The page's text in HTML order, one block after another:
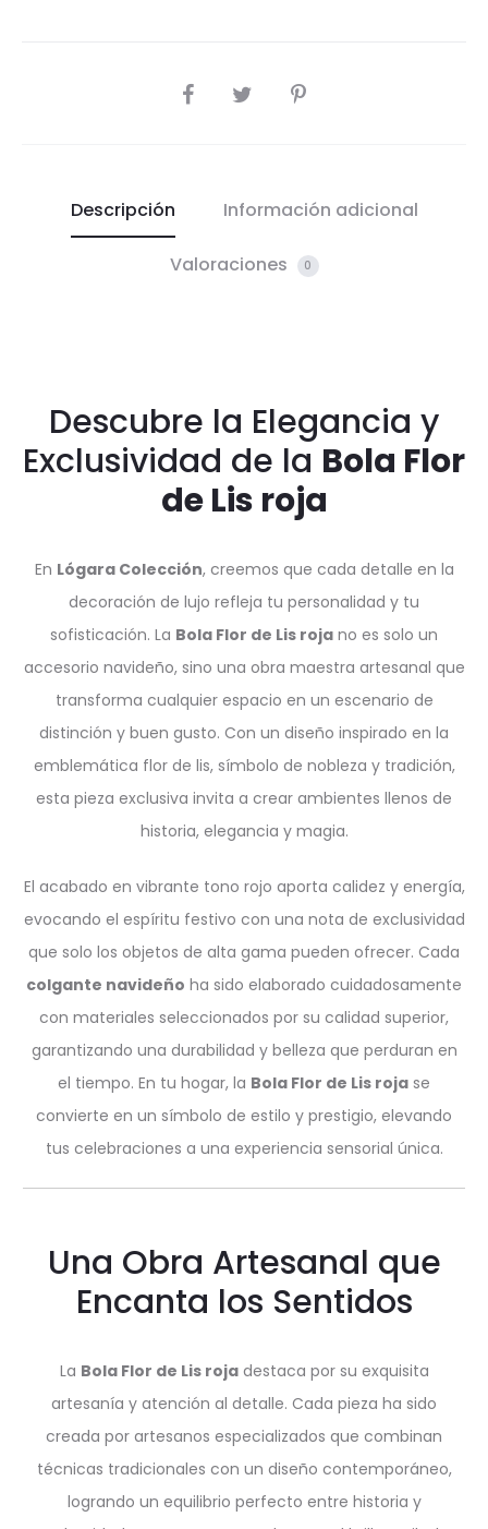
COMPARTIR
Descripción Información adicional
Valoraciones 0
Descubre la Elegancia y
Exclusividad de la Bola Flor
de Lis roja
En Lógara Colección, creemos que cada detalle en la
decoración de lujo refleja tu personalidad y tu
sofisticación. La Bola Flor de Lis roja no es solo un
accesorio navideño, sino una obra maestra artesanal que
transforma cualquier espacio en un escenario de
distinción y buen gusto. Con un diseño inspirado en la
emblemática flor de lis, símbolo de nobleza y tradición,
esta pieza exclusiva invita a crear ambientes llenos de
historia, elegancia y magia.
El acabado en vibrante tono rojo aporta calidez y energía,
evocando el espíritu festivo con una nota de exclusividad
que solo los objetos de alta gama pueden ofrecer. Cada
colgante navideño ha sido elaborado cuidadosamente
con materiales seleccionados por su calidad superior,
garantizando una durabilidad y belleza que perduran en
el tiempo. En tu hogar, la Bola Flor de Lis roja se
convierte en un símbolo de estilo y prestigio, elevando
tus celebraciones a una experiencia sensorial única.
Una Obra Artesanal que
Encanta los Sentidos
La Bola Flor de Lis rojadestaca por su exquisita
artesanía y atención al detalle. Cada pieza ha sido
creada por artesanos especializados que combinan
técnicas tradicionales con un diseño contemporáneo,
logrando un equilibrio perfecto entre historia y